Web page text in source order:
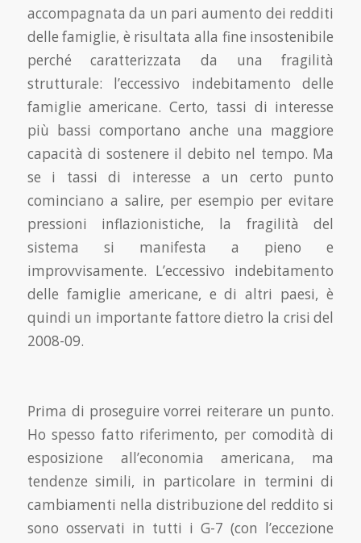
accompagnata da un pari aumento dei redditi
delle famiglie, è risultata alla fine insostenibile
perché caratterizzata da una fragilità
strutturale: l’eccessivo indebitamento delle
famiglie americane. Certo, tassi di interesse
più bassi comporta­no anche una maggiore
capacità di sostenere il debito nel tempo. Ma
se i tassi di interesse a un certo punto
cominciano a salire, per esempio per evitare
pressioni inflazionistiche, la fragilità del
sistema si manifesta a pieno e
improvvisamente. L’eccessivo indebitamento
delle famiglie ameri­cane, e di altri paesi, è
quindi un importante fattore dietro la crisi del
2008-09.
Prima di proseguire vorrei reiterare un punto.
Ho spesso fatto riferimento, per comodità di
esposizione all’economia americana, ma
tendenze simili, in particolare in termini di
cambiamenti nella distribuzione del reddito si
sono osservati in tutti i G-7 (con l’eccezione